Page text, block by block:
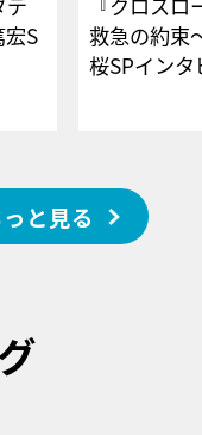
S
救急の約束
桜SPイ
と見る